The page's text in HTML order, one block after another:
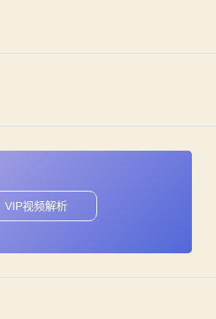
VIP视频解析